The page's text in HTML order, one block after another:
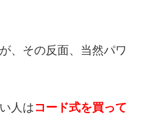
、その反面、当然パワ
人はコード式を買って